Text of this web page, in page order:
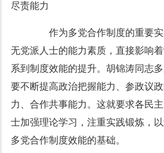
尽责能力
作为多党合作制度的重要实
无党派人士的能力素质，直接影响
系到制度效能的提升。胡锦涛同志
要不断提高政治把握能力、参政议
力、合作共事能力。这就要求各民
士加强理论学习，注重实践锻炼，
多党合作制度效能的基础。